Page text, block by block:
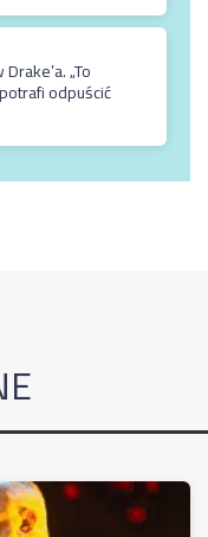
„To
odpuścić